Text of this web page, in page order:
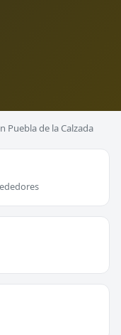
Puebla de la Calzada